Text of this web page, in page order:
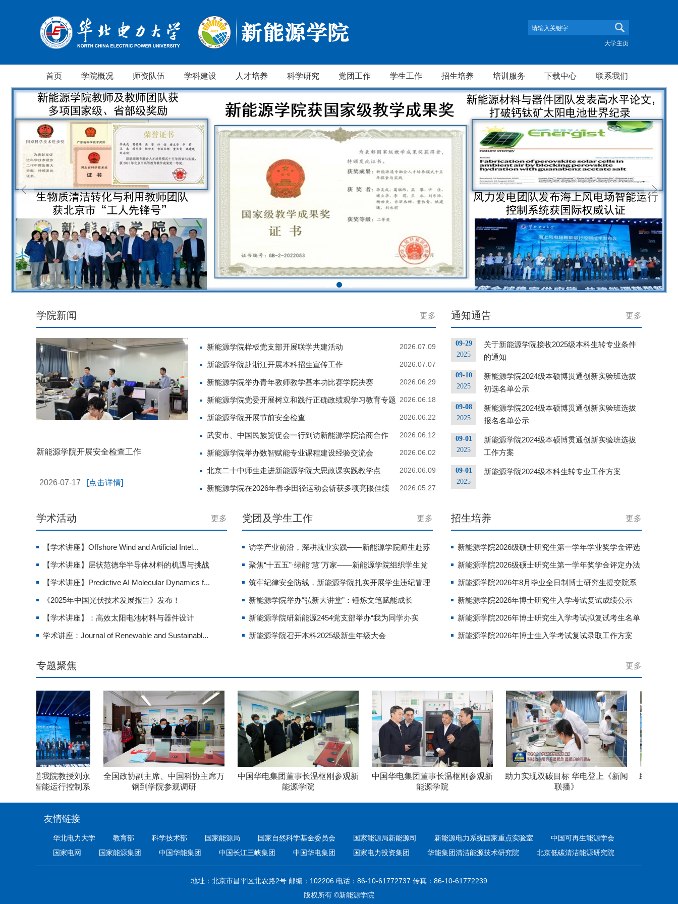
大学主页
首页 学院概况 师资队伍 学科建设 人才培养 科学研究 党团工作 学生工作 招生培养 培训服务 下载中心 联系我们
学院新闻 更多
新能源学院开展安全检查工作
2026-07-17 [点击详情]
2026.07.09
新能源学院样板党支部开展联学共建活动
2026.07.07
新能源学院赴浙江开展本科招生宣传工作
2026.06.29
新能源学院举办青年教师教学基本功比赛学院决赛
2026.06.18
新能源学院党委开展树立和践行正确政绩观学习教育专题
党课 2026.06.22
新能源学院开展节前安全检查
2026.06.12
武安市、中国民族贸促会一行到访新能源学院洽商合作
2026.06.02
新能源学院举办数智赋能专业课程建设经验交流会
2026.06.09
北京二十中师生走进新能源学院大思政课实践教学点
2026.05.27
新能源学院在2026年春季田径运动会斩获多项亮眼佳绩
通知通告 更多
09-29
2025
关于新能源学院接收2025级本科生转专业条件
的通知
09-10
2025
新能源学院2024级本硕博贯通创新实验班选拔
初选名单公示
09-08
2025
新能源学院2024级本硕博贯通创新实验班选拔
报名名单公示
09-01
2025
新能源学院2024级本硕博贯通创新实验班选拔
工作方案
09-01
2025
新能源学院2024级本科生转专业工作方案
学术活动 更多
【学术讲座】Offshore Wind and Artificial Intel...
【学术讲座】层状范德华半导体材料的机遇与挑战
【学术讲座】Predictive AI Molecular Dynamics f...
《2025年中国光伏技术发展报告》发布！
【学术讲座】：高效太阳电池材料与器件设计
学术讲座：Journal of Renewable and Sustainabl...
党团及学生工作 更多
访学产业前沿，深耕就业实践——新能源学院师生赴苏
州参加“百所高校学子地方行”社会...
聚焦“十五五”·绿能“慧”万家——新能源学院组织学生党
员走进领秀慧谷社区开展党日...
筑牢纪律安全防线，新能源学院扎实开展学生违纪管理
规定全覆盖学习工作
新能源学院举办“弘新大讲堂”：锤炼文笔赋能成长
新能源学院研新能源2454党支部举办“我为同学办实
事”——之“职”为你来就业经验...
新能源学院召开本科2025级新生年级大会
招生培养 更多
新能源学院2026级硕士研究生第一学年学业奖学金评选
结果公示
新能源学院2026级硕士研究生第一学年奖学金评定办法
新能源学院2026年8月毕业全日制博士研究生提交院系
材料相关说明
新能源学院2026年博士研究生入学考试复试成绩公示
新能源学院2026年博士研究生入学考试拟复试考生名单
公示（第二批次）
新能源学院2026年博士生入学考试复试录取工作方案
专题聚焦 更多
报道我院教授刘永
场智能运行控制系
全国政协副主席、中国科协主席万
钢到学院参观调研
中国华电集团董事长温枢刚参观新
能源学院
中国华电集团董事长温枢刚参观新
能源学院
助力实现双碳目标 华电登上《新闻
联播》
助力实现双碳
友情链接
华北电力大学 教育部 科学技术部 国家能源局 国家自然科学基金委员会 国家能源局新能源司 新能源电力系统国家重点实验室
中国可再生能源学会
国家电网
国家能源集团 中国华能集团 中国长江三峡集团 中国华电集团 国家电力投资集团 华能集团清洁能源技术研究院 北京低碳清洁能源研究院
地址：北京市昌平区北农路2号 邮编：102206 电话：86-10-61772737 传真：86-10-61772239
版权所有 ©新能源学院